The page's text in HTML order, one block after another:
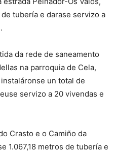
tubería e darase servizo a
da rede de saneamento
na parroquia de Cela,
un total de
servizo a 20 vivendas e
Crasto e o Camiño da
1.067,18 metros de tubería e